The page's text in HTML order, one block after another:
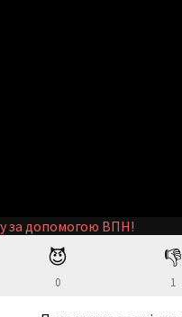
за допомогою ВПН!
😈
0
👎
1